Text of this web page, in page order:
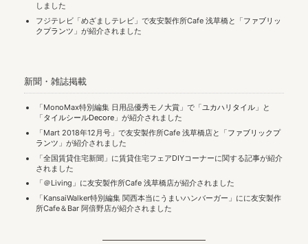
しました
フジテレビ「めざましテレビ」で友安製作所Cafe 浅草橋と「ファブリッ
クプランツ 」が紹介されました
新聞・雑誌掲載
「MonoMax特別編集 日用品優秀モノ大賞」で「ユカハリタイル」と
「タイルシールDecore」が紹介されました
「Mart 2018年12月号」で友安製作所Cafe 浅草橋店と「ファブリックプ
ランツ 」が紹介されました
「全国賃貸住宅新聞」に賃貸住宅フェアDIYコーナーに関する記事が紹介
されました
「＠Living」に友安製作所Cafe 浅草橋店が紹介されました
「KansaiWalker特別編集 関西本当にうまいハンバーガー」にに友安製作
所Cafe＆Bar 阿倍野店が紹介されました